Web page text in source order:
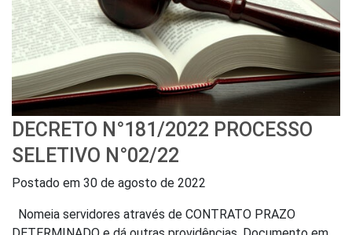
DECRETO N°181/2022 PROCESSO
SELETIVO N°02/22
Postado em 30 de agosto de 2022
Nomeia servidores através de CONTRATO PRAZO